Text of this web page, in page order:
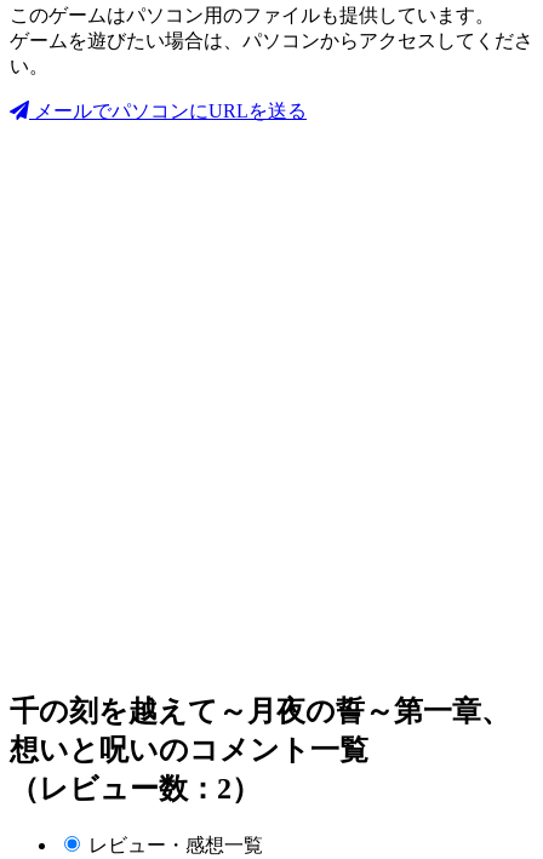
このゲームはパソコン用のファイルも提供しています。
ゲームを遊びたい場合は、パソコンからアクセスしてくださ
い。
メールでパソコンにURLを送る
千の刻を越えて～月夜の誓～第一章、
想いと呪いのコメント一覧
（レビュー数：2）
レビュー・感想一覧